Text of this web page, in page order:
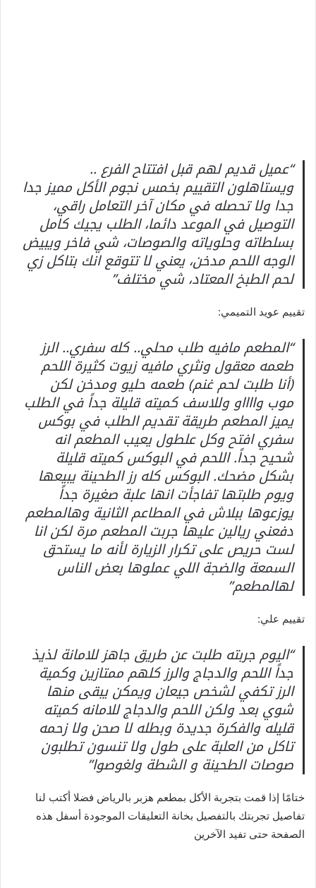
“عميل قديم لهم قبل افتتاح الفرع ..
ويستاهلون التقييم بخمس نجوم الأكل مميز جدا
جدا ولا تحصله في مكان آخر التعامل راقي،
التوصيل في الموعد دائما، الطلب يجيك كامل
بسلطاته وحلوياته والصوصات، شي فاخر ويبيض
الوجه اللحم مدخن، يعني لا تتوقع انك بتاكل زي
لحم الطبخ المعتاد، شي مختلف”
تقييم عويد التميمي:
“المطعم مافيه طلب محلي.. كله سفري.. الرز
طعمه معقول ونثري مافيه زيوت كثيرة اللحم
(أنا طلبت لحم غنم) طعمه حليو ومدخن لكن
موب وااااو وللاسف كميته قليلة جداً في الطلب
يميز المطعم طريقة تقديم الطلب في بوكس
سفري افتح وكل علطول يعيب المطعم انه
شحيح جداً. اللحم في البوكس كميته قليلة
بشكل مضحك. البوكس كله رز الطحينة يبيعها
ويوم طلبتها تفاجأت انها علبة صغيرة جداً
يوزعوها ببلاش في المطاعم الثانية وهالمطعم
دفعني ريالين عليها جربت المطعم مرة لكن انا
لست حريص على تكرار الزيارة لأنه ما يستحق
السمعة والضجة اللي عملوها بعض الناس
لهالمطعم”
تقييم علي:
“اليوم جربته طلبت عن طريق جاهز للامانة لذيذ
جداً اللحم والدجاج والرز كلهم ممتازين وكمية
الرز تكفي لشخص جيعان ويمكن يبقى منها
شوي بعد ولكن اللحم والدجاج للامانه كميته
قليله والفكرة جديدة وبطله لا صحن ولا زحمه
تاكل من العلبة على طول ولا تنسون تطلبون
صوصات الطحينة و الشطة ولغوصوا”
ختامًا إذا قمت بتجربة الأكل بمطعم هزبر بالرياض فضلا أكتب لنا
تفاصيل تجربتك بالتفصيل بخانة التعليقات الموجودة أسفل هذه
الصفحة حتى تفيد الآخرين